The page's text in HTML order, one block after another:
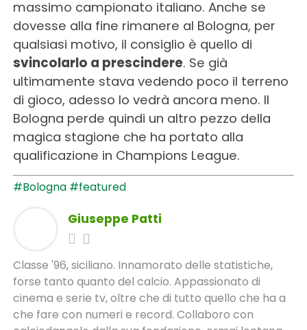
massimo campionato italiano. Anche se
dovesse alla fine rimanere al Bologna, per
qualsiasi motivo, il consiglio è quello di
svincolarlo a prescindere. Se già
ultimamente stava vedendo poco il terreno
di gioco, adesso lo vedrà ancora meno. Il
Bologna perde quindi un altro pezzo della
magica stagione che ha portato alla
qualificazione in Champions League.
#Bologna #featured
Giuseppe Patti
Classe '96, siciliano. Innamorato delle statistiche,
forse tanto quanto del calcio. Appassionato di
cinema e serie tv, oltre che di tutto quello che ha a
che fare con numeri e record. Collaboro con